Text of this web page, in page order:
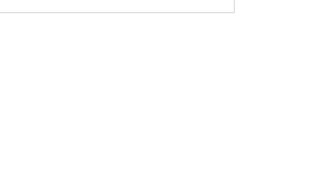
定器的转向胶套和球头